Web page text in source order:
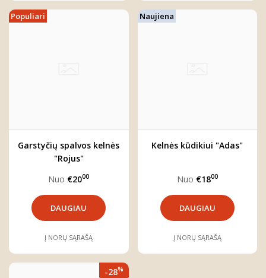
Populiari
Garstyčių spalvos kelnės
"Rojus"
Nuo €2000
DAUGIAU
Į NORŲ SĄRAŠĄ
Naujiena
Kelnės kūdikiui "Adas"
Nuo €1800
DAUGIAU
Į NORŲ SĄRAŠĄ
-28%